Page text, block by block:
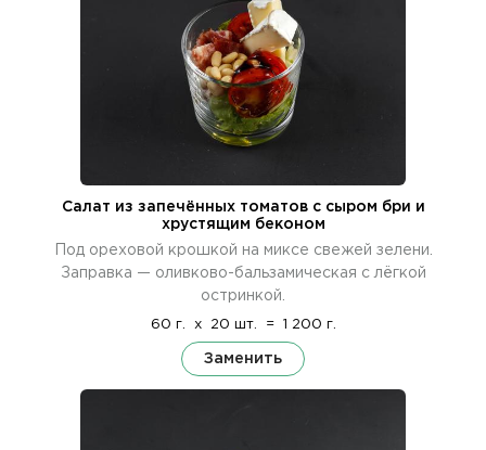
Салат из запечённых томатов с сыром бри и
хрустящим беконом
Под ореховой крошкой на миксе свежей зелени.
Заправка — оливково-бальзамическая с лёгкой
остринкой.
60 г. x 20 шт. = 1 200 г.
Заменить